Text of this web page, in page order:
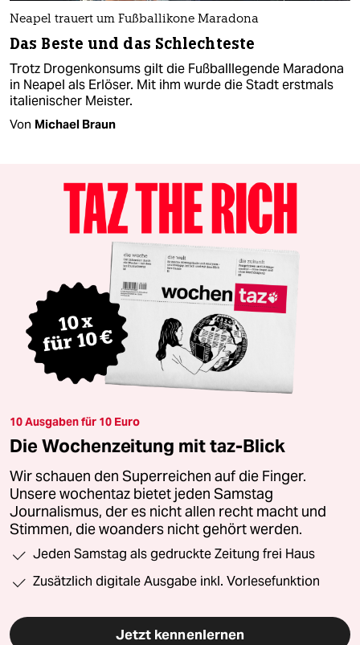
Neapel trauert um Fußballikone Maradona
Das Beste und das Schlechteste
Trotz Drogenkonsums gilt die Fußballlegende Maradona
in Neapel als Erlöser. Mit ihm wurde die Stadt erstmals
italienischer Meister.
Von Michael Braun
10 Ausgaben für 10 Euro
Die Wochenzeitung mit taz-Blick
Wir schauen den Superreichen auf die Finger.
Unsere wochentaz bietet jeden Samstag
Journalismus, der es nicht allen recht macht und
Stimmen, die woanders nicht gehört werden.
Jeden Samstag als gedruckte Zeitung frei Haus
Zusätzlich digitale Ausgabe inkl. Vorlesefunktion
Jetzt kennenlernen